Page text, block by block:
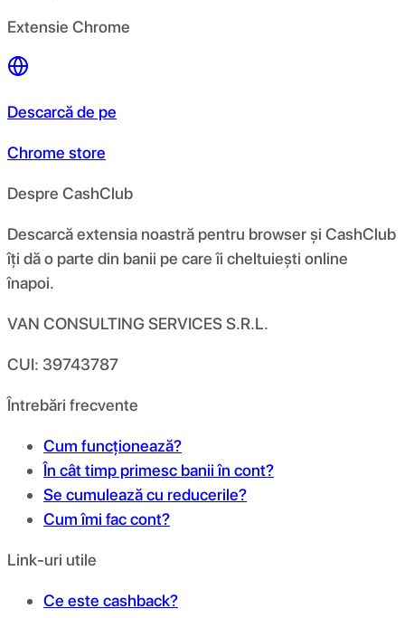
Extensie Chrome
Descarcă de pe
Chrome store
Despre CashClub
Descarcă extensia noastră pentru browser și CashClub
îți dă o parte din banii pe care îi cheltuiești online
înapoi.
VAN CONSULTING SERVICES S.R.L.
CUI: 39743787
Întrebări frecvente
Cum funcționează?
În cât timp primesc banii în cont?
Se cumulează cu reducerile?
Cum îmi fac cont?
Link-uri utile
Ce este cashback?